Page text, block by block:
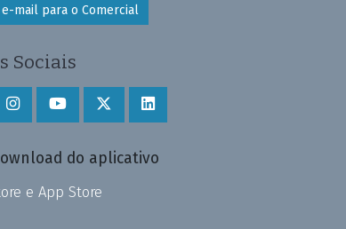
e-mail para o Comercial
Sociais
do aplicativo
e App Store